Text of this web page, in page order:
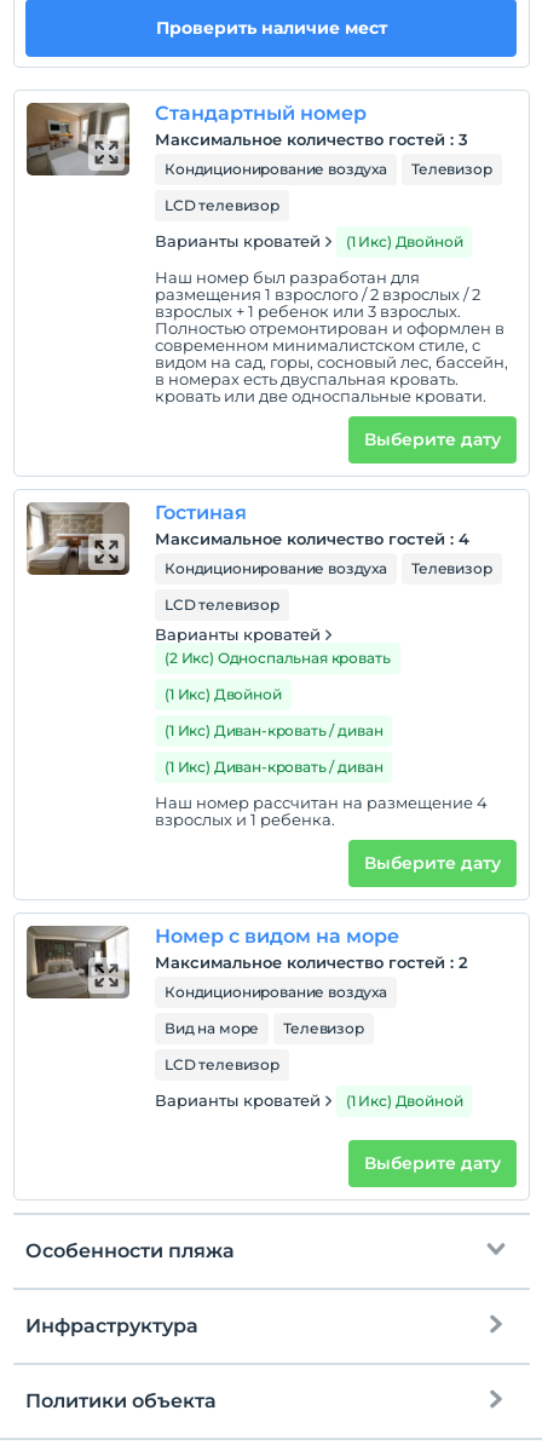
Расположение
Отель Nicholas Park расположен всего в 3 км от
пляжа Олюдениз, на холме в окружении сосен. К
услугам гостей номера с видом на море,
телевизором и кондиционером, открытые бассейны
и спа-салон.
Показать на
карте
Политики объекта
Зарегистрироваться
До 12:00
Домашние животные
Домашние животные не допускаются
номера для некурящих
С детей младше 2 плата не взимается.
Проверить наличие мест
Стандартный номер
Максимальное количество гостей : 3
Кондиционирование воздуха
Телевизор
LCD телевизор
Варианты кроватей (1 Икс) Двойной
Наш номер был разработан для
размещения 1 взрослого / 2 взрослых / 2
взрослых + 1 ребенок или 3 взрослых.
Полностью отремонтирован и оформлен в
современном минималистском стиле, с
видом на сад, горы, сосновый лес, бассейн,
в номерах есть двуспальная кровать.
кровать или две односпальные кровати.
Выберите дату
Гостиная
Максимальное количество гостей : 4
Кондиционирование воздуха
Телевизор
LCD телевизор
Варианты кроватей
(2 Икс) Односпальная кровать
(1 Икс) Двойной
(1 Икс) Диван-кровать / диван
(1 Икс) Диван-кровать / диван
Наш номер рассчитан на размещение 4
взрослых и 1 ребенка.
Выберите дату
Номер с видом на море
Максимальное количество гостей : 2
Кондиционирование воздуха
Вид на море
Телевизор
LCD телевизор
Варианты кроватей (1 Икс) Двойной
Выберите дату
Особенности пляжа
До пляжа
Трансфер до пляжа
Частный пляж
Инфраструктура
Политики объекта